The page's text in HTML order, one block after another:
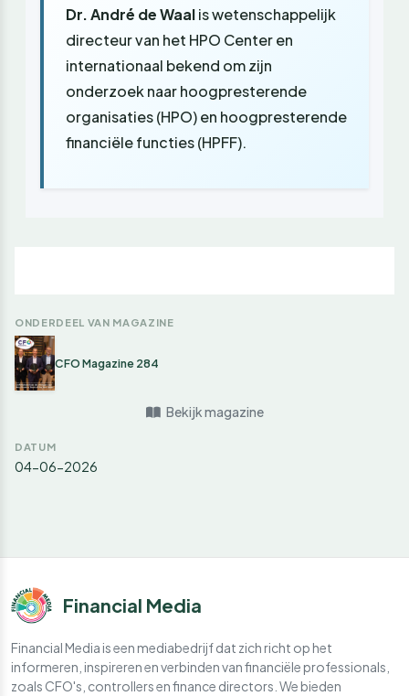
Dr. André de Waalis wetenschappelijk
directeur van het HPO Center en
internationaal bekend om zijn
onderzoek naar hoogpresterende
organisaties (HPO) en hoogpresterende
financiële functies (HPFF).
ONDERDEEL VAN MAGAZINE
CFO Magazine 284
Bekijk magazine
DATUM
04-06-2026
Financial Media
Financial Media is een mediabedrijf dat zich richt op het
informeren, inspireren en verbinden van financiële professionals,
zoals CFO's, controllers en finance directors. We bieden